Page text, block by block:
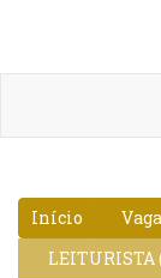
Início
LEITURISTA